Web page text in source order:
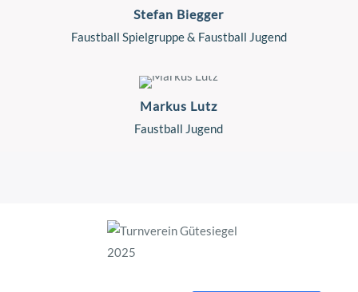
Stefan Biegger
Faustball Spielgruppe & Faustball Jugend
Markus Lutz
Faustball Jugend